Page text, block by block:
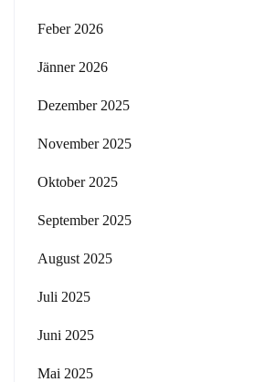
Feber 2026
Jänner 2026
Dezember 2025
November 2025
Oktober 2025
September 2025
August 2025
Juli 2025
Juni 2025
Mai 2025